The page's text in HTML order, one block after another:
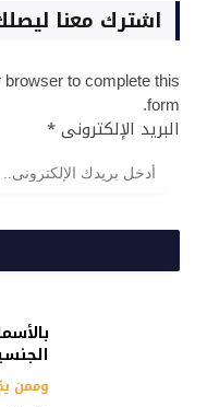
اشترك معنا
to complete this
form.
البريد الإلكترونى*
الجنسية
وممن